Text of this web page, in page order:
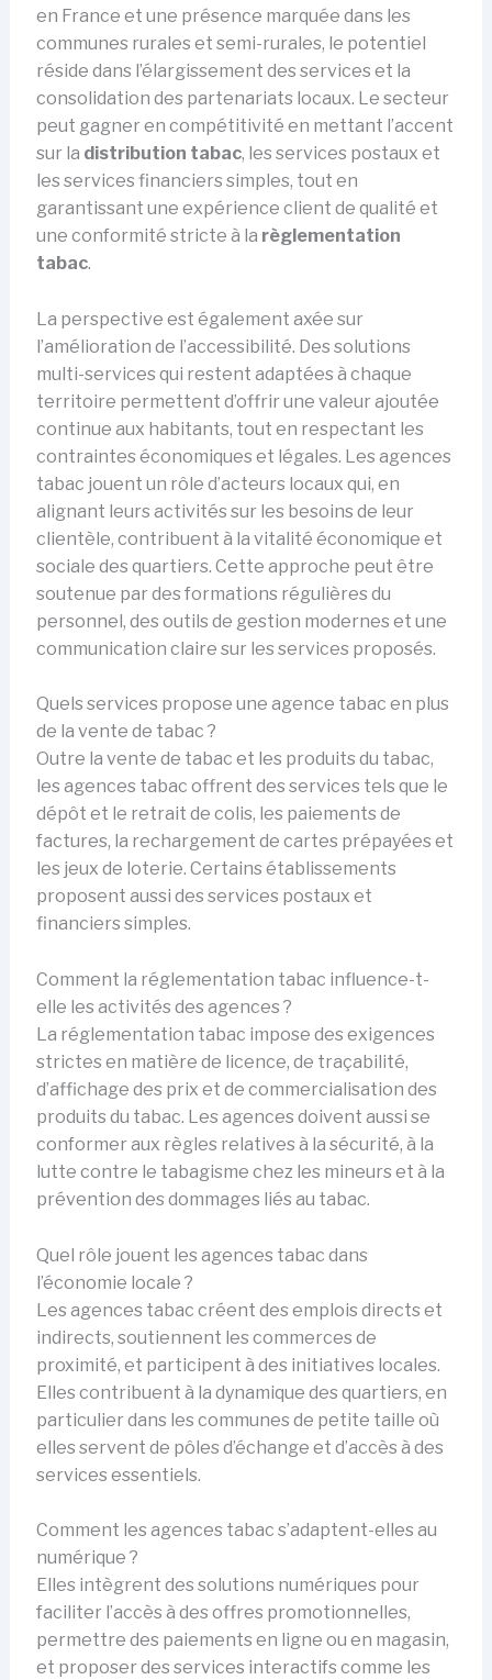
en France et une présence marquée dans les
communes rurales et semi-rurales, le potentiel
réside dans l’élargissement des services et la
consolidation des partenariats locaux. Le secteur
peut gagner en compétitivité en mettant l’accent
sur la distribution tabac, les services postaux et
les services financiers simples, tout en
garantissant une expérience client de qualité et
une conformité stricte à la règlementation
tabac.
La perspective est également axée sur
l’amélioration de l’accessibilité. Des solutions
multi-services qui restent adaptées à chaque
territoire permettent d’offrir une valeur ajoutée
continue aux habitants, tout en respectant les
contraintes économiques et légales. Les agences
tabac jouent un rôle d’acteurs locaux qui, en
alignant leurs activités sur les besoins de leur
clientèle, contribuent à la vitalité économique et
sociale des quartiers. Cette approche peut être
soutenue par des formations régulières du
personnel, des outils de gestion modernes et une
communication claire sur les services proposés.
Quels services propose une agence tabac en plus
de la vente de tabac ?
Outre la vente de tabac et les produits du tabac,
les agences tabac offrent des services tels que le
dépôt et le retrait de colis, les paiements de
factures, la rechargement de cartes prépayées et
les jeux de loterie. Certains établissements
proposent aussi des services postaux et
financiers simples.
Comment la réglementation tabac influence-t-
elle les activités des agences ?
La réglementation tabac impose des exigences
strictes en matière de licence, de traçabilité,
d’affichage des prix et de commercialisation des
produits du tabac. Les agences doivent aussi se
conformer aux règles relatives à la sécurité, à la
lutte contre le tabagisme chez les mineurs et à la
prévention des dommages liés au tabac.
Quel rôle jouent les agences tabac dans
l’économie locale ?
Les agences tabac créent des emplois directs et
indirects, soutiennent les commerces de
proximité, et participent à des initiatives locales.
Elles contribuent à la dynamique des quartiers, en
particulier dans les communes de petite taille où
elles servent de pôles d’échange et d’accès à des
services essentiels.
Comment les agences tabac s’adaptent-elles au
numérique ?
Elles intègrent des solutions numériques pour
faciliter l’accès à des offres promotionnelles,
permettre des paiements en ligne ou en magasin,
et proposer des services interactifs comme les